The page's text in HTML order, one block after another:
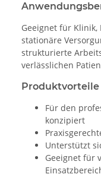
Geeignet für Klinik,
stationäre
strukturierte
verlässlichen
Produktvorteile
Für den
konzipiert
Unterstützt
Geeignet für